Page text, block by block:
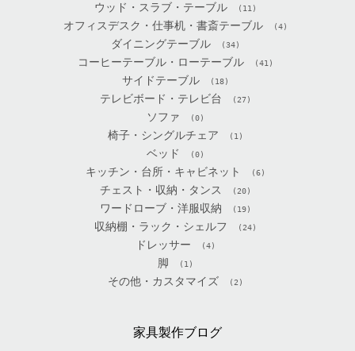
ウッド・スラブ・テーブル (11)
オフィスデスク・仕事机・書斎テーブル (4)
ダイニングテーブル (34)
コーヒーテーブル・ローテーブル (41)
サイドテーブル (18)
テレビボード・テレビ台 (27)
ソファ (0)
椅子・シングルチェア (1)
ベッド (0)
キッチン・台所・キャビネット (6)
チェスト・収納・タンス (20)
ワードローブ・洋服収納 (19)
収納棚・ラック・シェルフ (24)
ドレッサー (4)
脚 (1)
その他・カスタマイズ (2)
家具製作ブログ